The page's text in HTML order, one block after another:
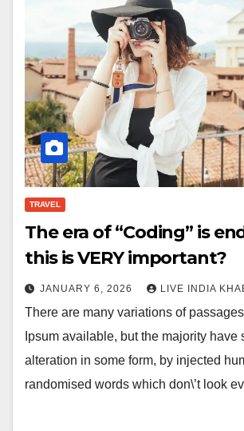
TRAVEL
The era of “Coding” is
this is VERY important?
JANUARY 6, 2026 LIVE INDIA
There are many variations of
Ipsum available, but the majority have
alteration in some form, by injected
randomised words which don\’t look